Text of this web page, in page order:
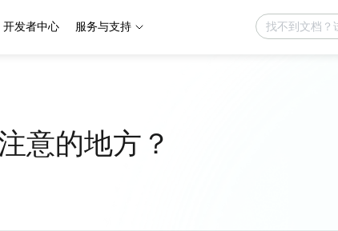
开发者中心 服务与支持
意的地方？